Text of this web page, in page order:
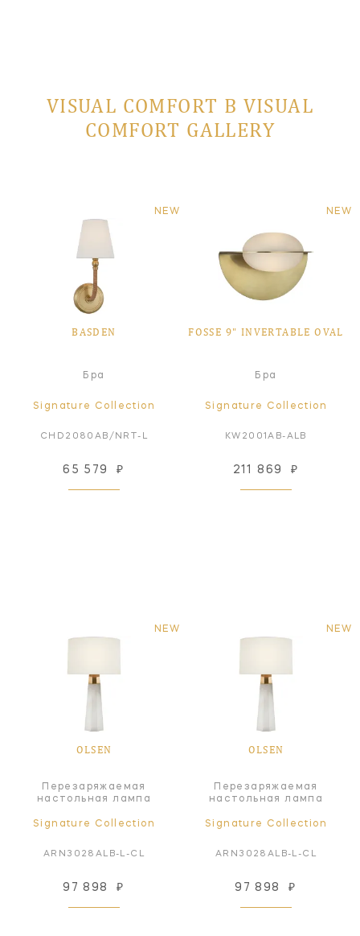
VISUAL COMFORT В VISUAL
COMFORT GALLERY
NEW
BASDEN
Бра
Signature Collection
CHD2080AB/NRT-L
65 579 ₽
NEW
FOSSE 9" INVERTABLE OVAL
Бра
Signature Collection
KW2001AB-ALB
211 869 ₽
NEW
OLSEN
Перезаряжаемая
настольная лампа
Signature Collection
ARN3028ALB-L-CL
97 898 ₽
NEW
OLSEN
Перезаряжаемая
настольная лампа
Signature Collection
ARN3028ALB-L-CL
97 898 ₽